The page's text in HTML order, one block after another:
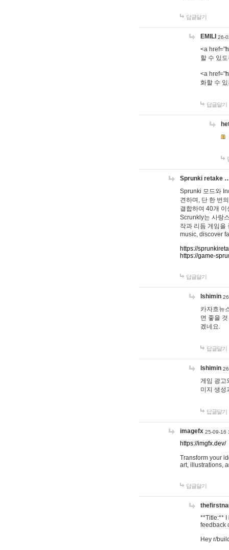
답글달기
EMILI 26-
<a href="
할 수 있
<a href="
화할 수
답글달기
Sprunki retake
Sprunki 모드와
견하며, 단 한 번
결합하여 40개
Scrunkly는 사랑
작과 리듬 게임을
music, discover
https://
https://game-
답글달기
lshimin
카자흐뉴
면 좋을
겠네요.
답글달기
lshimin
게임 광고
미지 생성
답글달기
imagefx 25-09-16
https://imgfx.dev/
Transform your
art, illustrations,
답글달기
**Title:** I
feedback
Hey r/